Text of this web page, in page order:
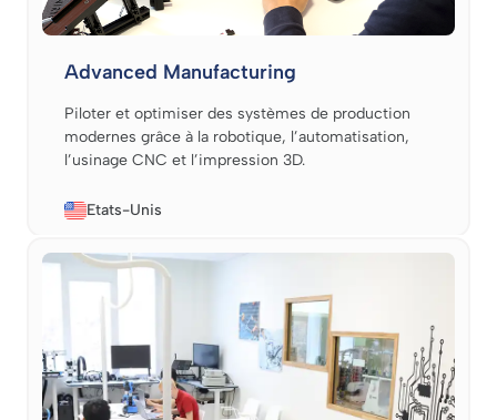
Advanced Manufacturing
Piloter et optimiser des systèmes de production
modernes grâce à la robotique, l’automatisation,
l’usinage CNC et l’impression 3D.
Etats-Unis